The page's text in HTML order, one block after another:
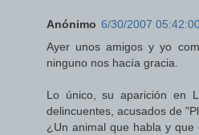
Anónimo 6/30/2007
Ayer unos amigos y yo
ninguno nos hacía gracia.
Lo único, su aparición en
delincuentes, acusados de
¿Un animal que habla y